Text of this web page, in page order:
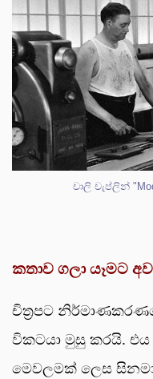
චාලි චැප්ලින්
කතාව ගලා යෑමට
චිත්‍රපට
විකටයා මුසු කරයි. එය
මෙවලමක් ලෙස